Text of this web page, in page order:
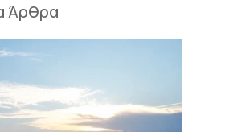
Άρθρα